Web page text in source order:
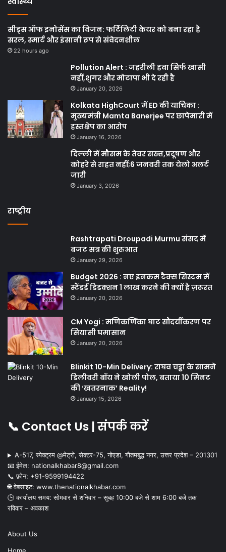
सीड्स ऑफ इनोसेंस का विजन: फर्टिलिटी केयर को बना रहा है
सरल, स्मार्ट और इंसानी रूप से संवेदनशील
22 hours ago
Pollution Alert : जहरीली हवा सिर्फ खासी
नहीं,शुगर और मोटापा भी दे रही है
January 20, 2026
Kolkata HighCourt में ED की याचिका :
मुख्यमंत्री Mamta Banerjee पर छापेमारी में
हस्तक्षेप का आरोप
January 16, 2026
दिल्ली में मौसम के तेवर सख्त,प्रदूषण और
कोहरे से राहत नहीं;6 जनवरी तक येलो अलर्ट
जारी
January 3, 2026
राष्ट्रीय
Rashtrapati Droupadi Murmu संसद में
बजट सत्र की शुरुआत
January 29, 2026
Budget 2026 : नए इनकम टैक्स सिस्टम में
स्टैंडर्ड डिडक्शन 1 लाख करने की क्यों है ज़रूरत
January 20, 2026
CM Yogi : मणिकर्णिका घाट सौंदर्यीकरण पर
सियासी घमासान
January 20, 2026
Blinkit 10-Min Delivery: राघव चड्ढा के सामने
डिलीवरी बॉय ने खोली पोल, बताया 10 मिनट
की ‘खतरनाक’ Reality!
January 15, 2026
📞 Contact Us | संपर्क करें
A-517, स्पेक्ट्रम @मेट्रो, सेक्टर-75, नोएडा, गौतमबुद्ध नगर, उत्तर प्रदेश – 201301
📧 ईमेल: nationalkhabar8@gmail.com
📞 फ़ोन: ‪+91-9599194422‬
🌐 वेबसाइट: www.thenationalkhabar.com
🕒 कार्यालय समय: सोमवार से शनिवार – सुबह 10:00 बजे से शाम 6:00 बजे तक
रविवार – अवकाश
About Us